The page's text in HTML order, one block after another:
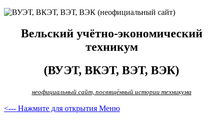
Вельский учётно-экономический
техникум
(ВУЭТ, ВКЭТ, ВЭТ, ВЭК)
неофициальный сайт, посвящённый истории техникума
<--- Нажмите для открытия Меню